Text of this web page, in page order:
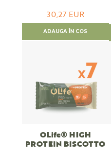
30,27 EUR
ADAUGA ÎN COS
OLife® HIGH
PROTEIN BISCOTTO